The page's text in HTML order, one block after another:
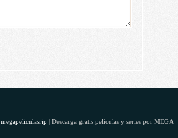
megapeliculasrip | Descarga gratis películas y series por MEGA